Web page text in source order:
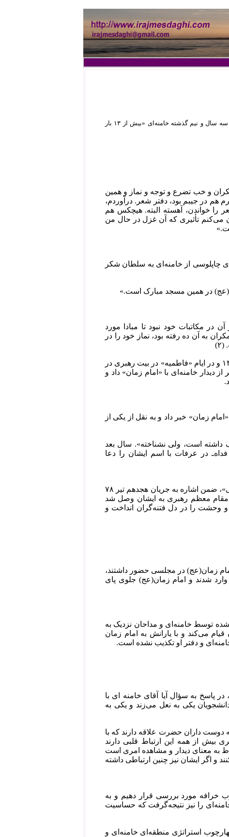
۵ روز از ادعای محمد‌حسن رحیمیان تولیت مسجد «مقدس جمکران» (۱) مبنی بر این که طی سه سال و نیم گذشته خامنه‌ای «بیش از ۱۳ بار
و خب تضرع و توجه و نماز و همین
هم در جیبم بود، دفتر شعر. درآوردم،
گفتم آقاجان این شعر را برای شما گفته ام، می‎خوانم برایتان. شروع کردم شعر را خواندن، آهسته البته. هیچ‎کس هم
می‌کنم تأثیری که آن غزل در حال من
واسطه‌ی چاپلوسی از خامنه‌ای به سلطان شکر
در همین مسجد مبارک است.»
مکاتبات خود نبود تا مبادا مورد
به آن ده رفته بود، نماز خود را در
حجت‌الاسلام کاظم صدیقی (۳) رئیس سابق دادگاه انتظامی قضات در سال ۱۳۸۷ و در ایام «فاطمیه» در بیت رهبری در
خامنه‌ای با «امام زمان» داد و
زمان» خبر داد و به نقل از یکی از
است، ولی نشناخته». سال بعد
در عرفات با اسم ایشان را دعا
صدیقی سپس کار را به آن‌جا کشاند که در نشست «جبهه پایداری انقلاب اسلامی»، ضمن اشاره به جریان هجدهم تیر ۷۸
از مقام معظم رهبری به ایشان وصل شد
و وحشت را در دل فتنه‌گران انداخت و
زمان(عج) در مجلسی حضور داشتند،‌
شدند و امام زمان(عج) جلوی پای
توسط خامنه‌ای و مداحان نزدیک به
می‌کند و با یارانش به امام زمان
و دفتر او تکذیب نشده است.
پاسخ به سؤال آیا آقای خامنه ای با
یکی به نعل می‌زند و یکی به
دوست داران حضرت علاقه دارند که با
بیش از همه این ارتباط قلبی دارند
به معنای دیدار و مشاهده امری است
و اگر ایشان نیز چنین ارتباطی داشته
خرافه مورد بررسی قرار دهیم و به
را نیز نتیجه‌گرفت که حساسیت
استراتژی منطقه‌ای خامنه‌ای و